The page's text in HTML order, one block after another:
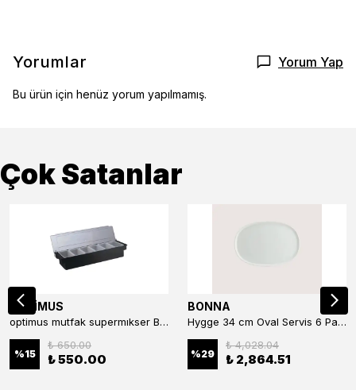
Yorumlar Yorum Yap
Bu ürün için henüz yorum yapılmamış.
Çok Satanlar
OPTİMUS
optimus mutfak supermıkser Bar Konteyner 6'lı 50×16×9 cm Kapaklı Polikarbon Organizer Bar & Kafe
%15
₺ 650.00
₺ 550.00
BONNA
Hygge 34 cm Oval Servis 6 Parça
%29
₺ 4,028.04
₺ 2,864.51